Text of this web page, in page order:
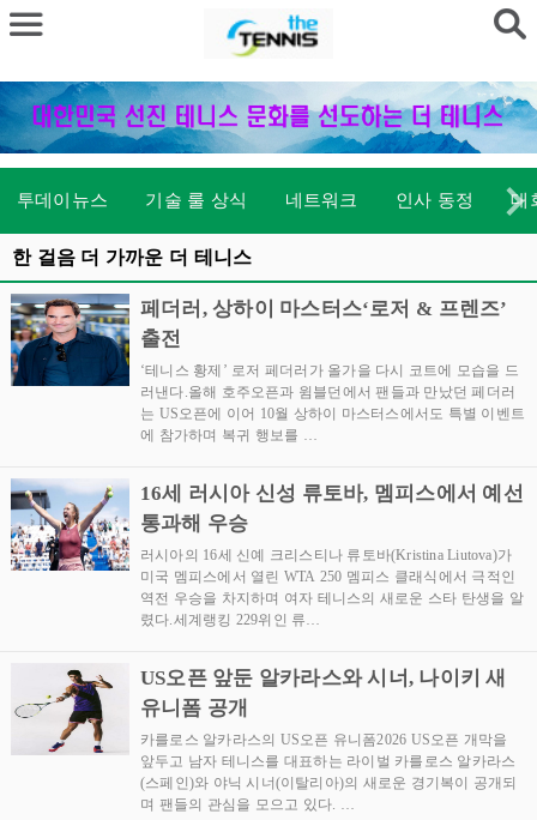
투데이뉴스 기술 룰 상식 네트워크 인사 동정 대
한 걸음 더 가까운 더 테니스
페더러, 상하이 마스터스‘로저 & 프렌즈’
출전
‘테니스 황제’ 로저 페더러가 올가을 다시 코트에 모습을 드
러낸다.올해 호주오픈과 윔블던에서 팬들과 만났던 페더러
는 US오픈에 이어 10월 상하이 마스터스에서도 특별 이벤트
에 참가하며 복귀 행보를 …
16세 러시아 신성 류토바, 멤피스에서 예선
통과해 우승
러시아의 16세 신예 크리스티나 류토바(Kristina Liutova)가
미국 멤피스에서 열린 WTA 250 멤피스 클래식에서 극적인
역전 우승을 차지하며 여자 테니스의 새로운 스타 탄생을 알
렸다.세계랭킹 229위인 류…
US오픈 앞둔 알카라스와 시너, 나이키 새
유니폼 공개
카를로스 알카라스의 US오픈 유니폼2026 US오픈 개막을
앞두고 남자 테니스를 대표하는 라이벌 카를로스 알카라스
(스페인)와 야닉 시너(이탈리아)의 새로운 경기복이 공개되
며 팬들의 관심을 모으고 있다. …